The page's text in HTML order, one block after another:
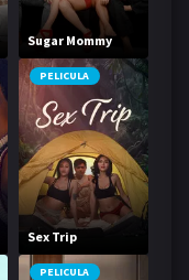
Sugar Mommy
PELICULA
Sex Trip
PELICULA